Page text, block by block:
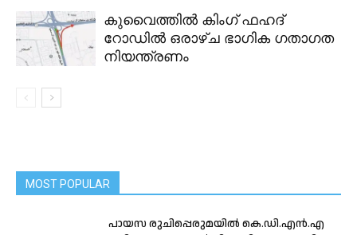
കുവൈത്തിൽ കിംഗ് ഫഹദ്
റോഡിൽ ഒരാഴ്ച ഭാഗിക ഗതാഗത
നിയന്ത്രണം
MOST POPULAR
പായസ രുചിപ്പെരുമയിൽ കെ.ഡി.എൻ.എ